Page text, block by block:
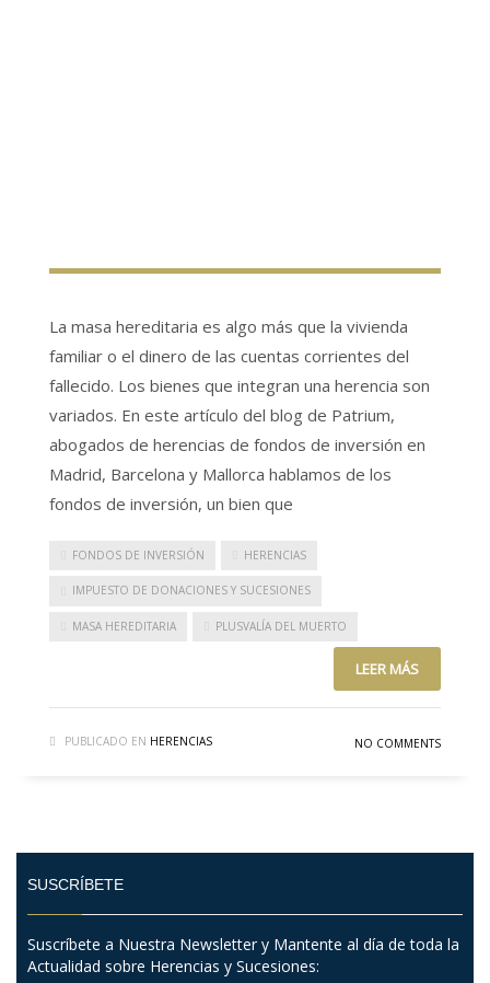
La masa hereditaria es algo más que la vivienda
familiar o el dinero de las cuentas corrientes del
fallecido. Los bienes que integran una herencia son
variados. En este artículo del blog de Patrium,
abogados de herencias de fondos de inversión en
Madrid, Barcelona y Mallorca hablamos de los
fondos de inversión, un bien que
FONDOS DE INVERSIÓN HERENCIAS
IMPUESTO DE DONACIONES Y SUCESIONES
MASA HEREDITARIA PLUSVALÍA DEL MUERTO
LEER MÁS
PUBLICADO EN HERENCIAS NO COMMENTS
SUSCRÍBETE
Suscríbete a Nuestra Newsletter y Mantente al día de toda la
Actualidad sobre Herencias y Sucesiones: